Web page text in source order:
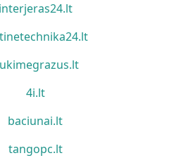
interjeras24.lt
4i.lt
baciunai.lt
tangopc.lt